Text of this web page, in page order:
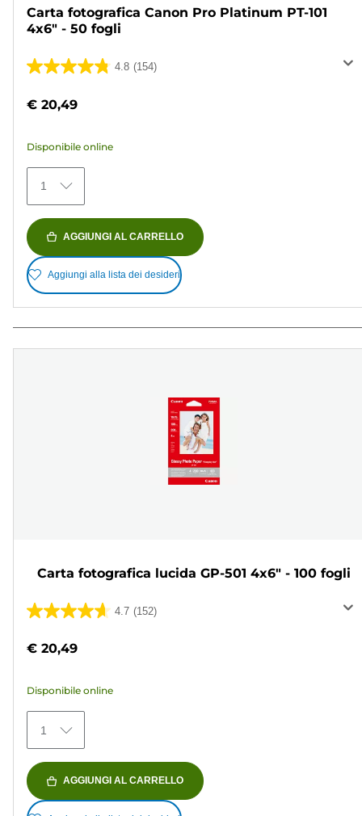
Carta fotografica Canon Pro Platinum PT-101
4x6" - 50 fogli
4.8 (154)
4.8
5
154
recensioni
€ 20,49
Disponibile online
1
AGGIUNGI AL CARRELLO
Aggiungi alla lista dei desideri
Carta fotografica lucida GP-501 4x6" - 100 fogli
4.7 (152)
4.7
5
152
recensioni
€ 20,49
Disponibile online
1
AGGIUNGI AL CARRELLO